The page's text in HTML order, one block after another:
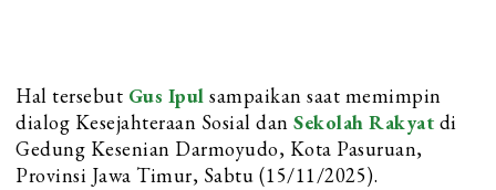
Hal tersebut Gus Ipul sampaikan saat memimpin
dialog Kesejahteraan Sosial dan Sekolah Rakyat di
Gedung Kesenian Darmoyudo, Kota Pasuruan,
Provinsi Jawa Timur, Sabtu (15/11/2025).